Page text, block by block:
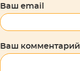
Ваш email
Ваш комментарий